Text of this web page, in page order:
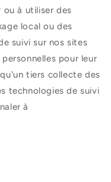
ou à utiliser des
local ou des
suivi sur nos sites
pour leur
tiers collecte des
technologies de suivi
à